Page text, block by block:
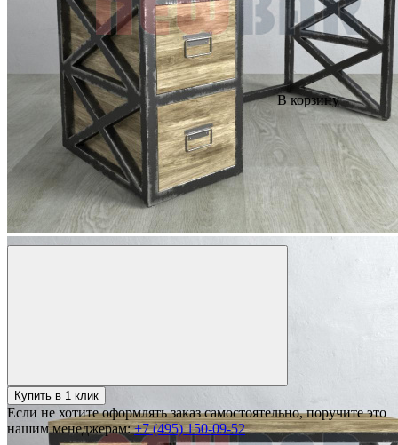
В корзину
Купить в 1 клик
Если не хотите оформлять заказ самостоятельно, поручите это
нашим менеджерам:+7 (495) 150-09-52